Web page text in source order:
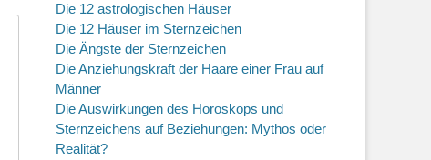
Die 12 astrologischen Häuser
Die 12 Häuser im Sternzeichen
Die Ängste der Sternzeichen
Die Anziehungskraft der Haare einer Frau auf
Männer
Die Auswirkungen des Horoskops und
Sternzeichens auf Beziehungen: Mythos oder
Realität?